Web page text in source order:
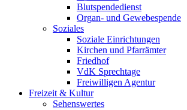
Blutspendedienst
Organ- und Gewebespende
Soziales
Soziale Einrichtungen
Kirchen und Pfarrämter
Friedhof
VdK Sprechtage
Freiwilligen Agentur
Freizeit & Kultur
Sehenswertes